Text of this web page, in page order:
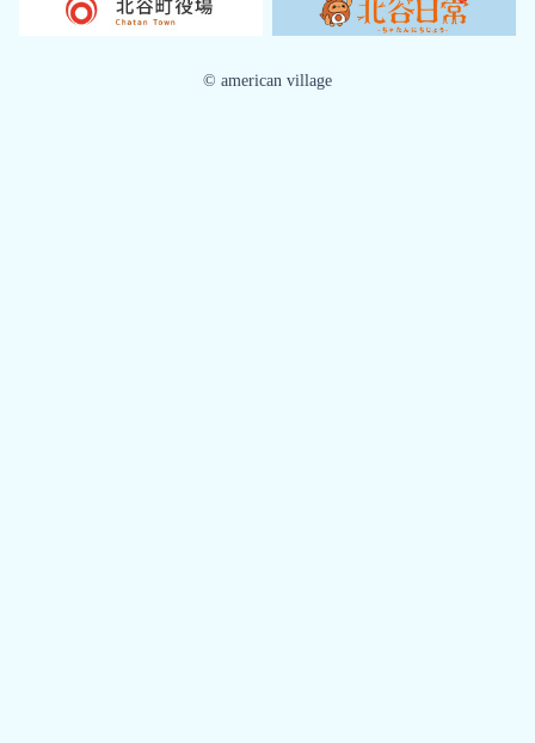
©️ american village